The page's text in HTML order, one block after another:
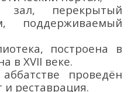
зал, перекрытый
поддерживаемый
построена в
в XVII веке.
проведён
реставрация.